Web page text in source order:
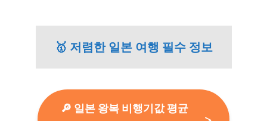
🥇 저렴한 일본 여행 필수 정보
🔎 일본 왕복 비행기값 평균